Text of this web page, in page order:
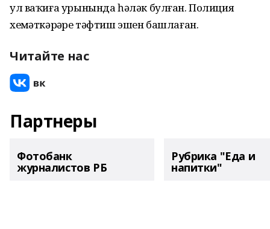
ул ваҡиға урынында һәләк булған. Полиция
хеҙмәткәрҙәре тәфтиш эшен башлаған.
Читайте нас
Партнеры
Фотобанк
журналистов РБ
Рубрика "Еда и
напитки"